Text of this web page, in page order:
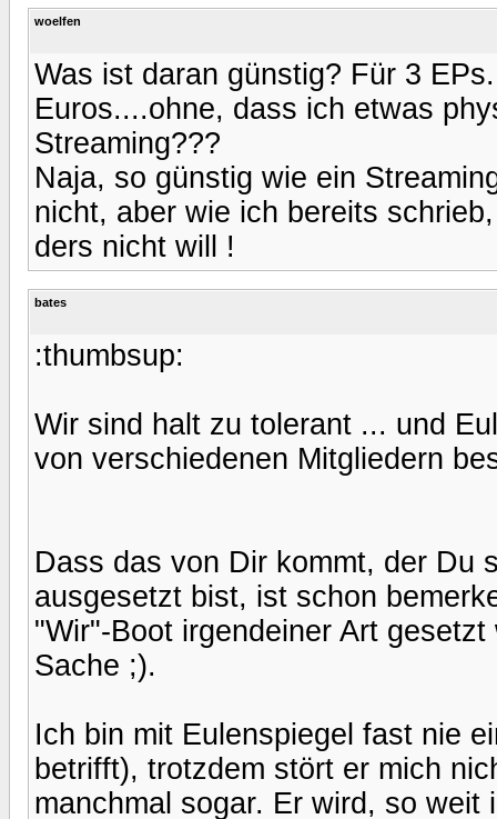
woelfen
Was ist daran günstig? Für 3
Euros....ohne, dass ich etwas
Streaming???
Naja, so günstig wie ein
nicht, aber wie ich bereits
ders nicht will !
bates
:thumbsup:
Wir sind halt zu tolerant ... und
von verschiedenen Mitgliedern
Dass das von Dir kommt, der Du
ausgesetzt bist, ist schon
"Wir"-Boot irgendeiner Art
Sache ;).
Ich bin mit Eulenspiegel fast nie
betrifft), trotzdem stört er mich
manchmal sogar. Er wird, so